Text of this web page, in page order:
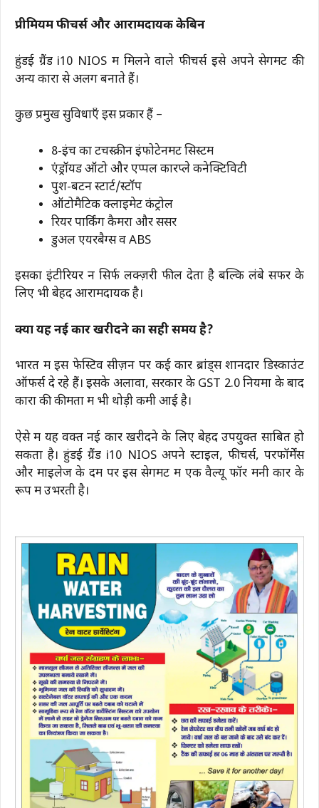
प्रीमियम फीचर्स और आरामदायक केबिन
हुंडई ग्रैंड i10 NIOS में मिलने वाले फीचर्स इसे अपने सेगमेंट की
अन्य कारों से अलग बनाते हैं।
कुछ प्रमुख सुविधाएँ इस प्रकार हैं –
8-इंच का टचस्क्रीन इंफोटेनमेंट सिस्टम
एंड्रॉयड ऑटो और एप्पल कारप्ले कनेक्टिविटी
पुश-बटन स्टार्ट/स्टॉप
ऑटोमैटिक क्लाइमेट कंट्रोल
रियर पार्किंग कैमरा और सेंसर
डुअल एयरबैग्स व ABS
इसका इंटीरियर न सिर्फ लक्ज़री फील देता है बल्कि लंबे सफर के
लिए भी बेहद आरामदायक है।
क्या यह नई कार खरीदने का सही समय है?
भारत में इस फेस्टिव सीज़न पर कई कार ब्रांड्स शानदार डिस्काउंट
ऑफर्स दे रहे हैं। इसके अलावा, सरकार के GST 2.0 नियमों के बाद
कारों की कीमतों में भी थोड़ी कमी आई है।
ऐसे में यह वक्त नई कार खरीदने के लिए बेहद उपयुक्त साबित हो
सकता है। हुंडई ग्रैंड i10 NIOS अपने स्टाइल, फीचर्स, परफॉर्मेंस
और माइलेज के दम पर इस सेगमेंट में एक वैल्यू फॉर मनी कार के
रूप में उभरती है।